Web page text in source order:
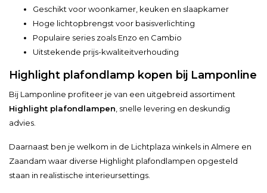
Geschikt voor woonkamer, keuken en slaapkamer
Hoge lichtopbrengst voor basisverlichting
Populaire series zoals Enzo en Cambio
Uitstekende prijs-kwaliteitverhouding
Highlight plafondlamp kopen bij Lamponline
Bij Lamponline profiteer je van een uitgebreid assortiment
Highlight plafondlampen , snelle levering en deskundig
advies.
Daarnaast ben je welkom in de Lichtplaza winkels in Almere en
Zaandam waar diverse Highlight plafondlampen opgesteld
staan in realistische interieursettings.